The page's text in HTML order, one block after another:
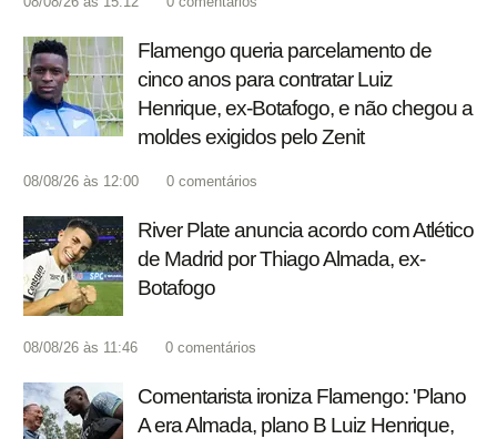
Flamengo queria parcelamento de
cinco anos para contratar Luiz
Henrique, ex-Botafogo, e não chegou a
moldes exigidos pelo Zenit
08/08/26 às 12:00 0 comentários
River Plate anuncia acordo com Atlético
de Madrid por Thiago Almada, ex-
Botafogo
08/08/26 às 11:46 0 comentários
Comentarista ironiza Flamengo: 'Plano
A era Almada, plano B Luiz Henrique,